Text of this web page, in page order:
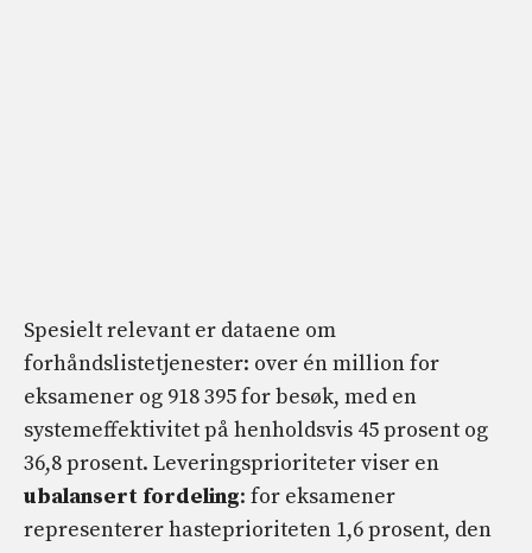
Spesielt relevant er dataene om
forhåndslistetjenester: over én million for
eksamener og 918 395 for besøk, med en
systemeffektivitet på henholdsvis 45 prosent og
36,8 prosent. Leveringsprioriteter viser en
ubalansert fordeling: for eksamener
representerer hasteprioriteten 1,6 prosent, den